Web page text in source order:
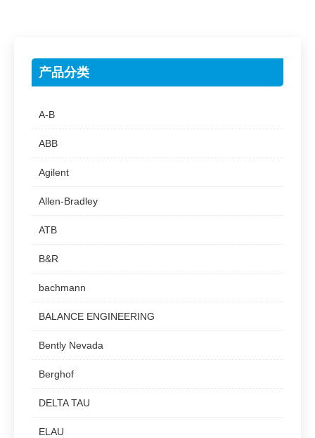
产品分类
A-B
ABB
Agilent
Allen-Bradley
ATB
B&R
bachmann
BALANCE ENGINEERING
Bently Nevada
Berghof
DELTA TAU
ELAU